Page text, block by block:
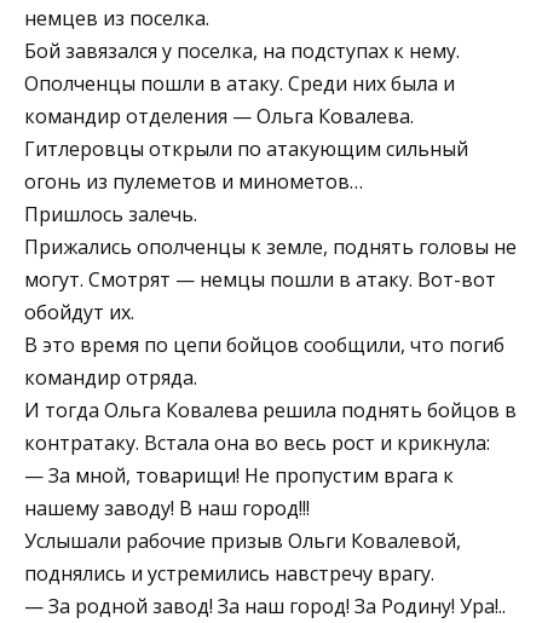
немцев из поселка.
Бой завязался у поселка, на подступах к нему.
Ополченцы пошли в атаку. Среди них была и
командир отделения — Ольга Ковалева.
Гитлеровцы открыли по атакующим сильный
огонь из пулеметов и минометов…
Пришлось залечь.
Прижались ополченцы к земле, поднять головы не
могут. Смотрят — немцы пошли в атаку. Вот-вот
обойдут их.
В это время по цепи бойцов сообщили, что погиб
командир отряда.
И тогда Ольга Ковалева решила поднять бойцов в
контратаку. Встала она во весь рост и крикнула:
— За мной, товарищи! Не пропустим врага к
нашему заводу! В наш город!!!
Услышали рабочие призыв Ольги Ковалевой,
поднялись и устремились навстречу врагу.
— За родной завод! За наш город! За Родину! Ура!..